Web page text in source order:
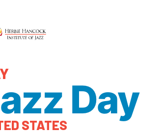
Day
STATES